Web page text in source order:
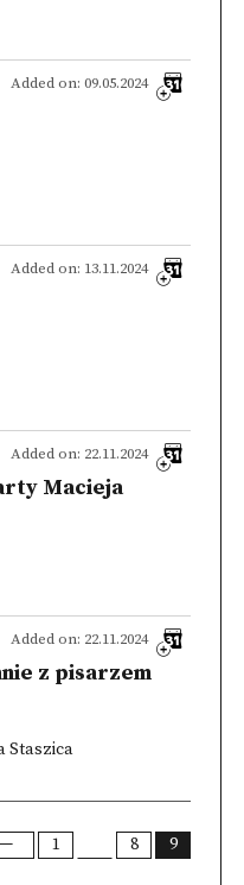
Added on: 09.05.2024
Added on: 13.11.2024
Added on: 22.11.2024
Macieja
Added on: 22.11.2024
z pisarzem
Staszica
1 8 9